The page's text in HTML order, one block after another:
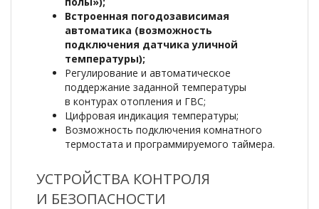
Встроенная погодозависимая
автоматика (возможность
подключения датчика уличной
температуры);
Регулирование и автоматическое
поддержание заданной температуры
в контурах отопления и ГВС;
Цифровая индикация температуры;
Возможность подключения комнатного
термостата и программируемого таймера.
УСТРОЙСТВА КОНТРОЛЯ
И БЕЗОПАСНОСТИ